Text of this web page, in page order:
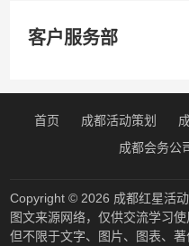
客户服务部
首页 成都活动策划
成都会务公
Copyright © 2026 成都红星活
图文来源网络，仅供交流学习
但不限于文字、图片、图表、